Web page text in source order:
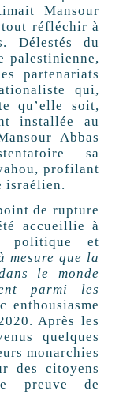
Mansour
tout réfléchir à
Délestés du
palestinienne,
partenariats
qui,
qu’elle soit,
installée au
Abbas
sa
profilant
israélien.
de rupture
accueillie à
politique et
mesure que la
le monde
parmi les
enthousiasme
Après les
quelques
monarchies
des citoyens
preuve de